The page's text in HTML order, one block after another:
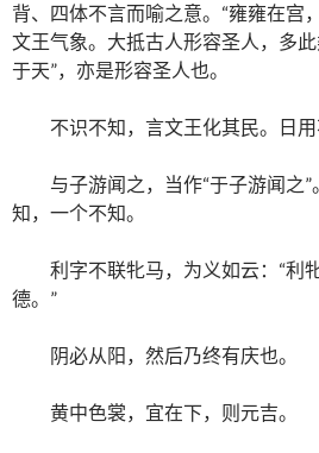
背、四体不言而喻之意。“雍雍在宫
文王气象。大抵古人形容圣人，多
于天”，亦是形容圣人也。
不识不知，言文王化其民。日用
与子游闻之，当作“于子游闻之
知，一个不知。
利字不联牝马，为义如云：“利
德。”
阴必从阳，然后乃终有庆也。
黄中色裳，宜在下，则元吉。